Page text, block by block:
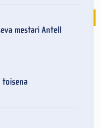
mestari Antell
toisena